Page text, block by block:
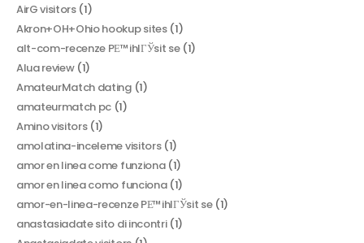
AirG visitors(1)
Akron+OH+Ohio hookup sites(1)
alt-com-recenze PЕ™ihlГЎsit se(1)
Alua review(1)
AmateurMatch dating(1)
amateurmatch pc (1)
Amino visitors(1)
amolatina-inceleme visitors(1)
amor en linea come funziona(1)
amor en linea como funciona(1)
amor-en-linea-recenze PЕ™ihlГЎsit se(1)
anastasiadate sito di incontri(1)